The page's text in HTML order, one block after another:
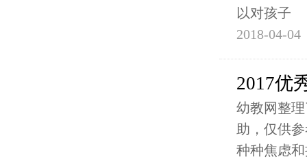
以对孩子
2018-04-04
2017优
幼教网整
助，仅供
种种焦虑